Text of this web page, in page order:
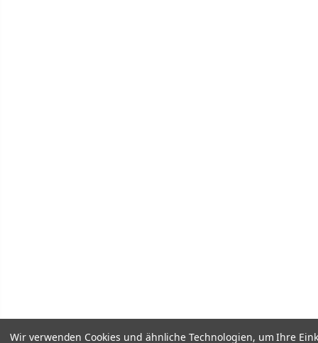
Wir verwenden Cookies und ähnliche Technologien, um Ihre